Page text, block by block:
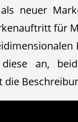
neuer
für
an,